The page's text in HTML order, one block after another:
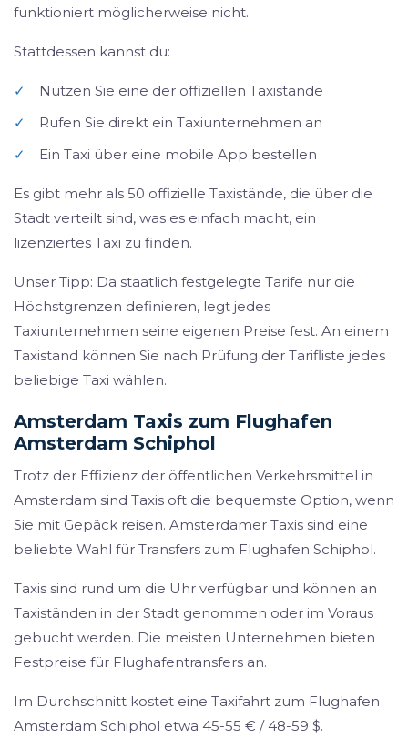
funktioniert möglicherweise nicht.
Stattdessen kannst du:
✓
Nutzen Sie eine der offiziellen Taxistände
✓
Rufen Sie direkt ein Taxiunternehmen an
✓
Ein Taxi über eine mobile App bestellen
Es gibt mehr als 50 offizielle Taxistände, die über die
Stadt verteilt sind, was es einfach macht, ein
lizenziertes Taxi zu finden.
Unser Tipp: Da staatlich festgelegte Tarife nur die
Höchstgrenzen definieren, legt jedes
Taxiunternehmen seine eigenen Preise fest. An einem
Taxistand können Sie nach Prüfung der Tarifliste jedes
beliebige Taxi wählen.
Amsterdam Taxis zum Flughafen
Amsterdam Schiphol
Trotz der Effizienz der öffentlichen Verkehrsmittel in
Amsterdam sind Taxis oft die bequemste Option, wenn
Sie mit Gepäck reisen. Amsterdamer Taxis sind eine
beliebte Wahl für Transfers zum Flughafen Schiphol.
Taxis sind rund um die Uhr verfügbar und können an
Taxiständen in der Stadt genommen oder im Voraus
gebucht werden. Die meisten Unternehmen bieten
Festpreise für Flughafentransfers an.
Im Durchschnitt kostet eine Taxifahrt zum Flughafen
Amsterdam Schiphol etwa 45-55 € / 48-59 $.